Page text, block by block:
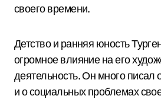
своего времени.
Детство и ранняя юность
огромное влияние на его
деятельность. Он много
и о социальных проблемах